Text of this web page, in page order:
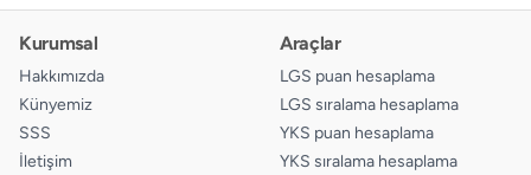
Kurumsal
Hakkımızda
Künyemiz
SSS
İletişim
Araçlar
LGS puan hesaplama
LGS sıralama hesaplama
YKS puan hesaplama
YKS sıralama hesaplama